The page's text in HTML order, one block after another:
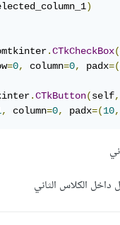
)
.CTkCheckBox(
=0, column=0, padx=(
.CTkButton(self,
, column=0, padx=(10,